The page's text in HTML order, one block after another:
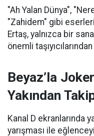
"Ah Yalan Dünya",
"Zahidem" gibi
Ertaş, yalnızca bir
önemli
Beyaz’la
Yakından
Kanal D ekranlarında
yarışması ile